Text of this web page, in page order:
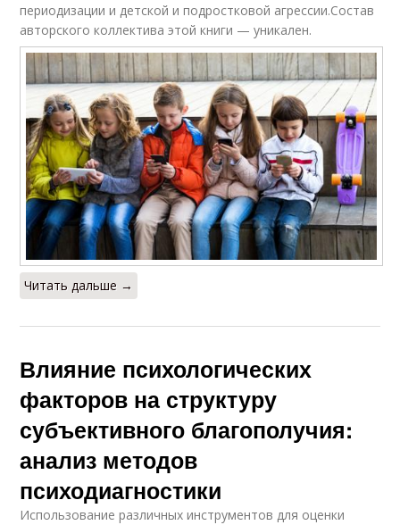
периодизации и детской и подростковой агрессии.Состав
авторского коллектива этой книги — уникален.
Читать дальше →
Влияние психологических
факторов на структуру
субъективного благополучия:
анализ методов
психодиагностики
Использование различных инструментов для оценки